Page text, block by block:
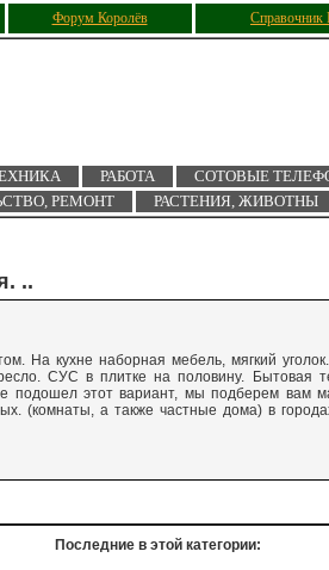
Форум Королёв Справочник
РАБОТА СОТОВЫЕ
РЕМОНТ РАСТЕНИЯ, ЖИВОТНЫ
..
На кухне наборная мебель, мягкий
СУС в плитке на половину. Бытовая
подошел этот вариант, мы подберем вам
(комнаты, а также частные дома) в
Последние в этой категории: